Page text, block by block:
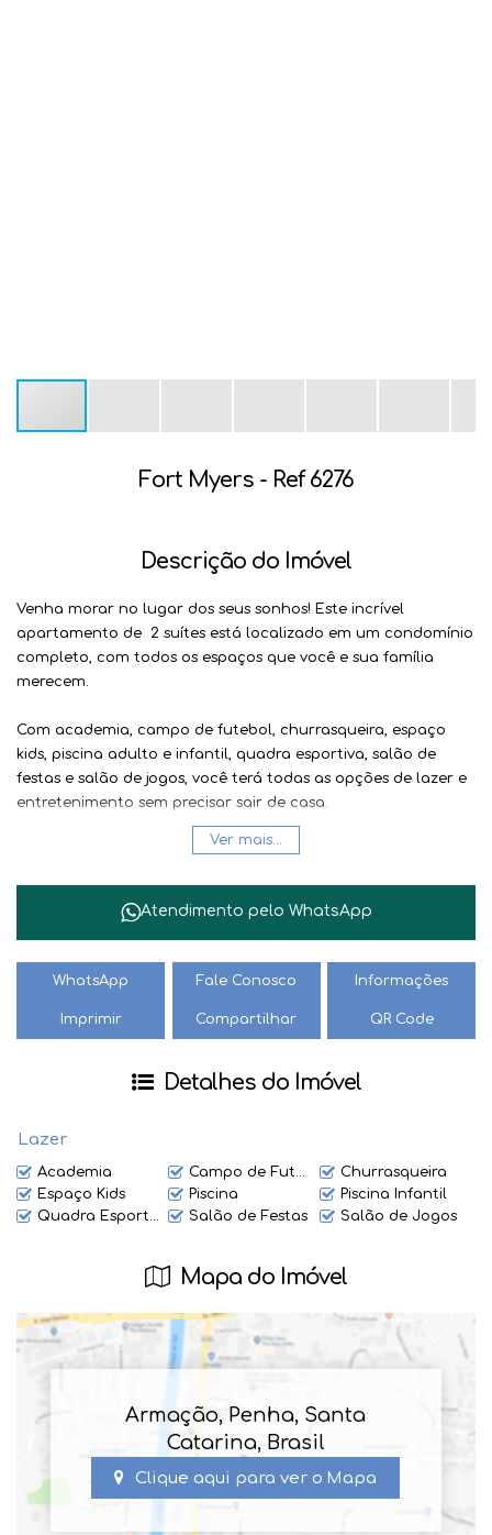
Fort Myers - Ref 6276
Descrição do Imóvel
Venha morar no lugar dos seus sonhos! Este incrível
apartamento de 2 suítes está localizado em um condomínio
completo, com todos os espaços que você e sua família
merecem.
Com academia, campo de futebol, churrasqueira, espaço
kids, piscina adulto e infantil, quadra esportiva, salão de
festas e salão de jogos, você terá todas as opções de lazer e
entretenimento sem precisar sair de casa.
Além disso, o imóvel possui 3 banheiros, 1 vaga de garagem,
todo o conforto que você merece.
Entre em contato conosco e agende uma visita. Seu novo
Ver mais...
Atendimento pelo WhatsApp
WhatsApp Fale Conosco Informações
Imprimir Compartilhar QR Code
Detalhes do Imóvel
Lazer
Academia Campo de Futebol
Churrasqueira
Espaço Kids
Piscina
Piscina Infantil
Quadra Esportiva
Salão de Festas Salão de Jogos
Mapa do Imóvel
Armação, Penha, Santa
Catarina, Brasil
Clique aqui para ver o Mapa